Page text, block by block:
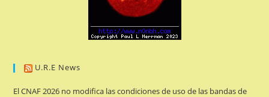
U.R.E News
El CNAF 2026 no modifica las condiciones de uso de las bandas de